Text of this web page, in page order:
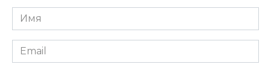
Имя
*
Email
*